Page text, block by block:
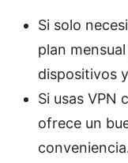
Si solo
plan
dispositivos
Si usas VPN
ofrece un